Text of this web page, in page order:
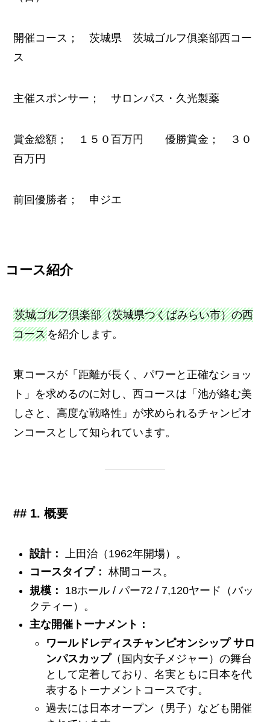
開催コース； 茨城県 茨城ゴルフ俱楽部西コー
ス
主催スポンサー； サロンパス・久光製薬
賞金総額； １５０百万円 優勝賞金； ３０
百万円
前回優勝者； 申ジエ
コース紹介
茨城ゴルフ倶楽部（茨城県つくばみらい市）の西
コースを紹介します。
東コースが「距離が長く、パワーと正確なショッ
ト」を求めるのに対し、西コースは「池が絡む美
しさと、高度な戦略性」が求められるチャンピオ
ンコースとして知られています。
## 1. 概要
設計：
上田治（1962年開場）。
コースタイプ： 林間コース。
規模：
18ホール / パー72 / 7,120ヤード（バッ
クティー）。
主な開催トーナメント：
ワールドレディスチャンピオンシップ サロ
ンパスカップ（国内女子メジャー）の舞台
として定着しており、名実ともに日本を代
表するトーナメントコースです。
過去には日本オープン（男子）なども開催